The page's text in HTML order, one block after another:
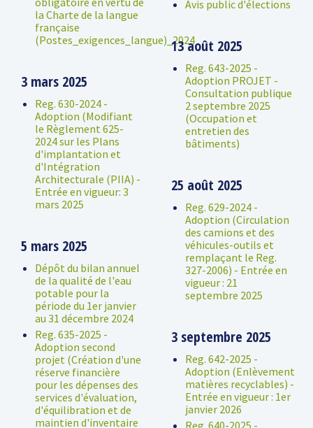
la Charte de la langue
française
(Postes_exigences_langue)_2024
3 mars 2025
Reg. 630-2024 -
Adoption (Modifiant
le Règlement 625-
2024 sur les Plans
d'implantation et
d'Intégration
Architecturale (PIIA) -
Entrée en vigueur: 3
mars 2025
5 mars 2025
Dépôt du bilan annuel
de la qualité de l'eau
potable pour la
période du 1er janvier
au 31 décembre 2024
Reg. 635-2025 -
Adoption second
projet (Création d'une
réserve financière
pour les dépenses des
services d'évaluation,
d'équilibration et de
maintien d'inventaire
Avis public d'élections
13 août 2025
Reg. 643-2025 -
Adoption PROJET -
Consultation publique
2 septembre 2025
(Occupation et
entretien des
bâtiments)
25 août 2025
Reg. 629-2024 -
Adoption (Circulation
des camions et des
véhicules-outils et
remplaçant le Reg.
327-2006) - Entrée en
vigueur : 21
septembre 2025
3 septembre 2025
Reg. 642-2025 -
Adoption (Enlèvement
matières recyclables) -
Entrée en vigueur : 1er
janvier 2026